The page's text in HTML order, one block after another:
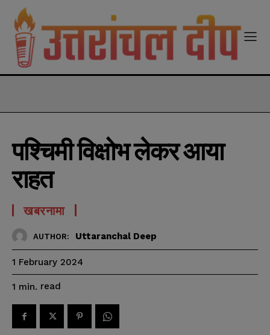
पश्चिमी विक्षोभ लेकर आया
राहत
खबरनामा
AUTHOR: Uttaranchal Deep
1 February 2024
1 min. read